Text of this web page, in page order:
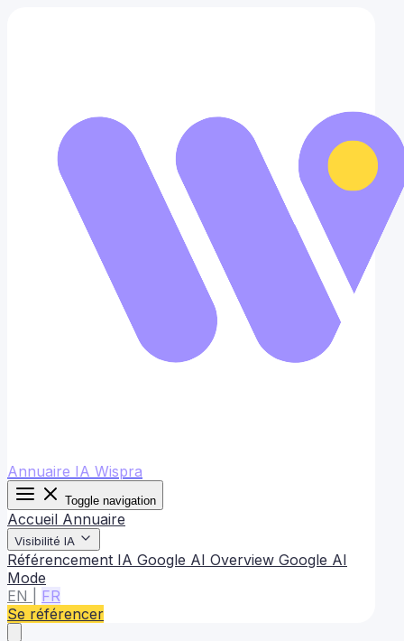
Annuaire IA Wispra
Toggle navigation
Accueil Annuaire
Visibilité IA
Référencement IA Google AI Overview Google AI
Mode
EN
FR
Se référencer